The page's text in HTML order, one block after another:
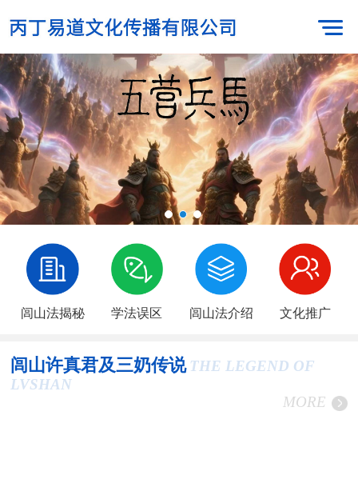
闾山法揭秘 学法误区 闾山法介绍 文化推广
闾山许真君及三奶传说 THE LEGEND OF
LVSHAN
MORE